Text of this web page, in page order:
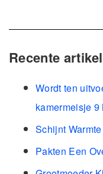
Recente
Wordt ten
kamermeisje 9
Schijnt
Pakten Een